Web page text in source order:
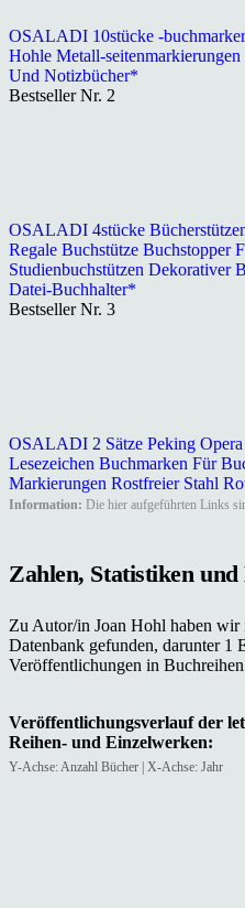
OSALADI 10stücke -
Hohle Metall-
Und Notizbücher*
Bestseller Nr. 2
OSALADI 4stücke
Regale Buchstütze Buchstopper
Studienbuchstützen Dekorativer
Datei-Buchhalter*
Bestseller Nr. 3
OSALADI 2 Sätze Peking Opera
Lesezeichen Buchmarken Für
Markierungen Rostfreier Stahl
Information: Die hier aufgeführten Links
Zahlen, Statistiken und
Zu Autor/in Joan Hohl haben wir
Datenbank gefunden, darunter 1
Veröffentlichungen in
Veröffentlichungsverlauf der
Reihen- und Einzelwerken:
Y-Achse: Anzahl Bücher | X-Achse: Jahr